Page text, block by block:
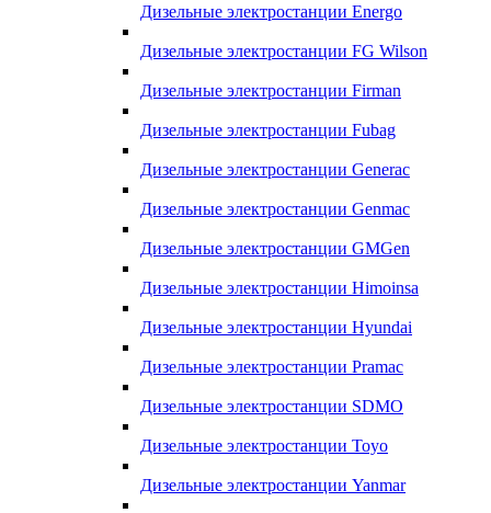
Дизельные электростанции Energo
Дизельные электростанции FG Wilson
Дизельные электростанции Firman
Дизельные электростанции Fubag
Дизельные электростанции Generac
Дизельные электростанции Genmac
Дизельные электростанции GMGen
Дизельные электростанции Himoinsa
Дизельные электростанции Hyundai
Дизельные электростанции Pramac
Дизельные электростанции SDMO
Дизельные электростанции Toyo
Дизельные электростанции Yanmar